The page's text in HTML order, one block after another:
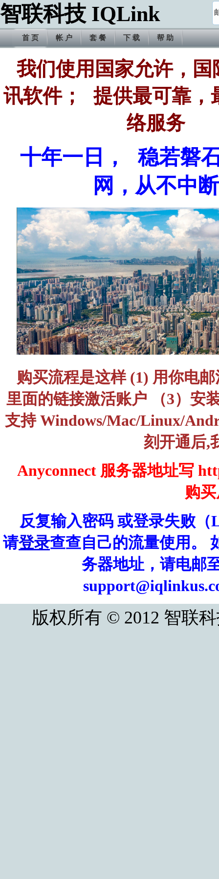
智联科技 IQLink
首 页 帐 户 套 餐 下 载 帮 助
我们使用国家允许，国
讯软件； 提供最可靠，
络服务
十年一日， 稳若磐
网，从不中断
购买流程是这样 (1) 用你电
里面的链接激活账户 （3）安
支持 Windows/Mac/Linux/
刻开通后,
Anyconnect 服务器地址写
购
反复输入密码 或登录失败
请登录查查自己的流量使用。
务器地址，请电邮
版权所有 © 2012 智联